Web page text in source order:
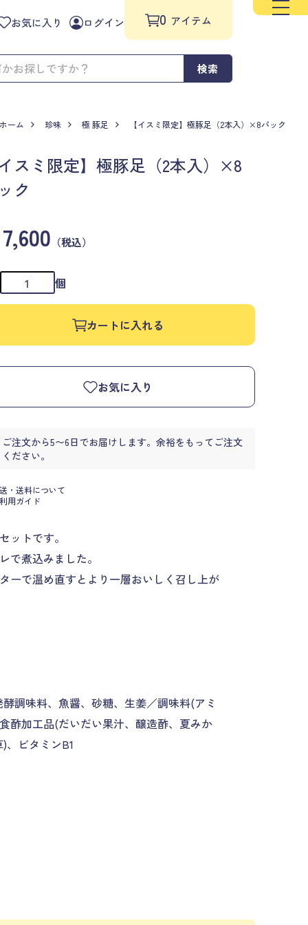
お気に入り ログイン 0 アイテム
検索
ホーム 珍味 極 豚足 【イスミ限定】極豚足（2本入）×8パック
スミ限定】極豚足（2本入）×8
ク
（税込）
個
カートに入れる
お気に入り
ご注文から5〜6日でお届けします。余裕をもってご注文
ください。
・送料について
用ガイド
ットです。
で煮込みました。
ーで温め直すとより一層おいしく召し上が
調味料、魚醤、砂糖、生姜／調味料(アミ
酢加工品(だいだい果汁、醸造酢、夏みか
、ビタミンB1